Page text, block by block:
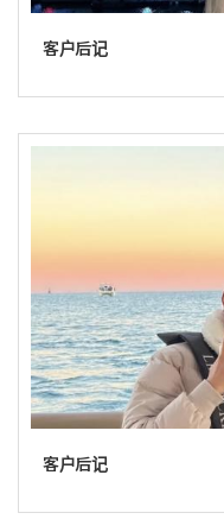
客户后记
客户后记